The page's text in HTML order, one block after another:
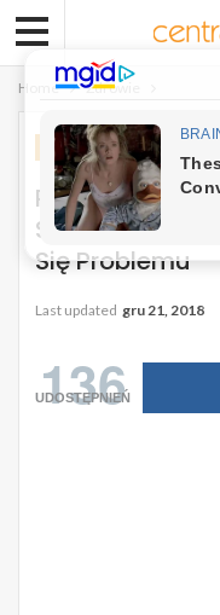
Home Zdrowie
ZDROWIE
Problemy Ze
Skuteczne
Się Problemu
Last updated gru 21, 2018
136
UDOSTĘPNIEŃ